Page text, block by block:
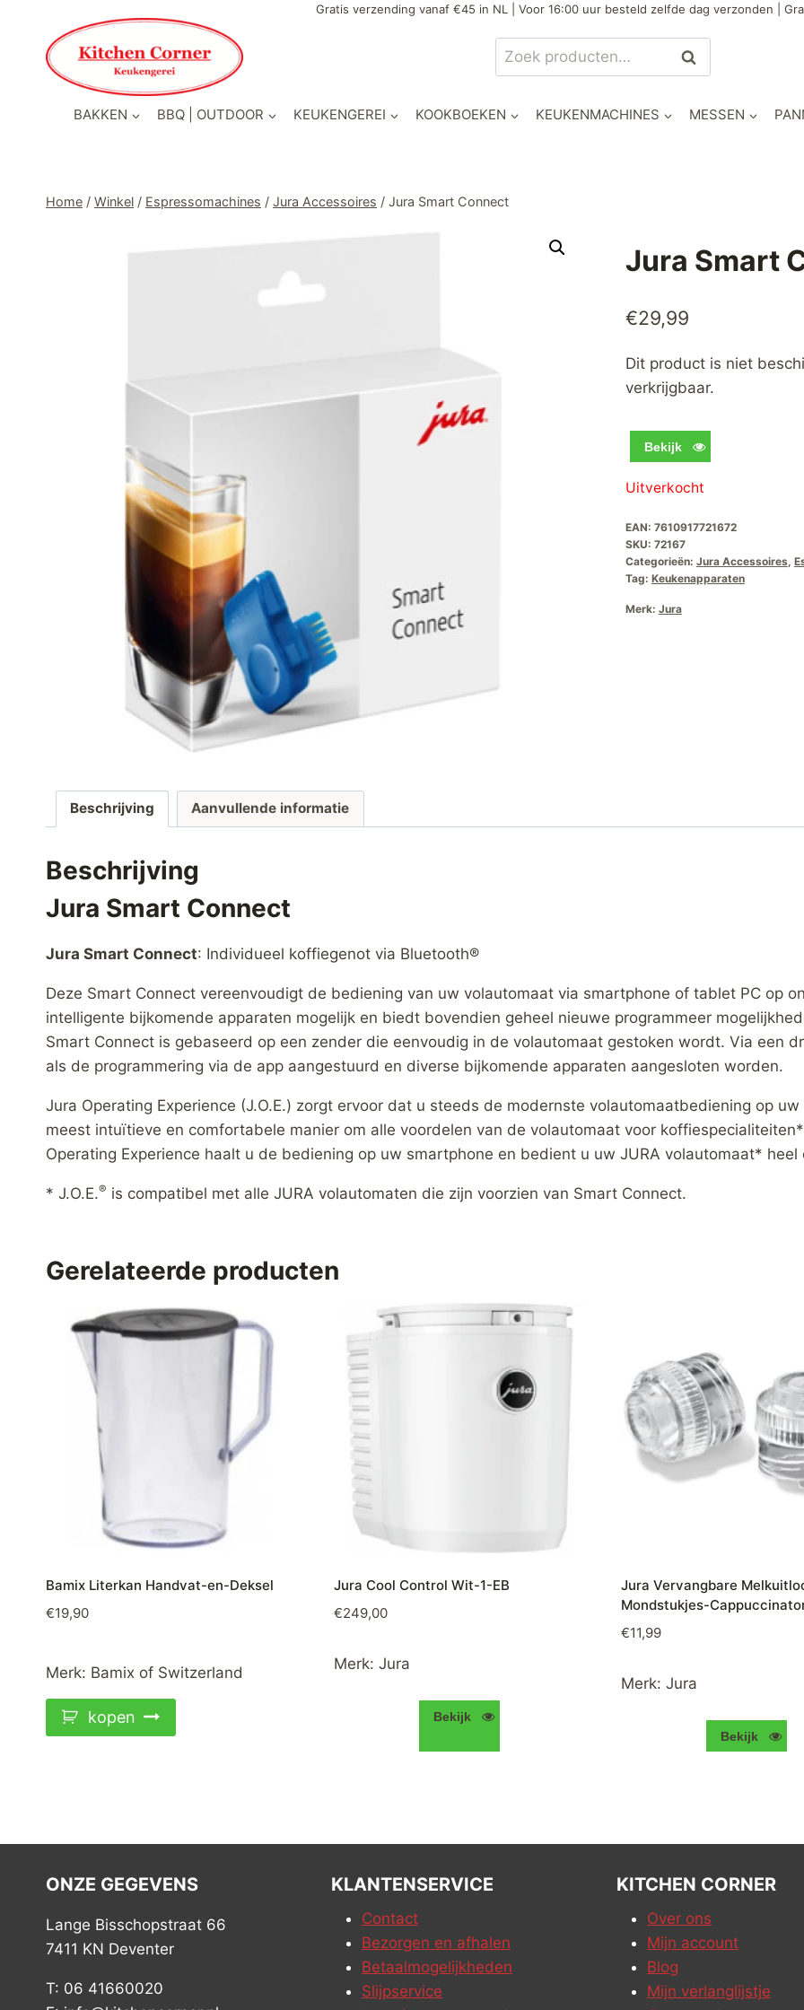
inhoud
Gratis verzending vanaf €45 in NL | Voor 16:00 uur besteld zelfde dag verzonden |
Zoeken
naar:
Zoeken
BAKKEN BBQ | OUTDOOR KEUKENGEREI KOOKBOEKEN KEUKENMACHINES MESSEN
Home / Winkel / Espressomachines / Jura Accessoires / Jura Smart Connect
Jura Smart
€29,99
Dit product is niet
verkrijgbaar.
Bekijk
Uitverkocht
EAN: 7610917721672
SKU: 72167
Categorieën: Jura Accessoires,
Tag: Keukenapparaten
Merk: Jura
Beschrijving Aanvullende informatie
Beschrijving
Jura Smart Connect
Jura Smart Connect: Individueel koffiegenot via Bluetooth®
Deze Smart Connect vereenvoudigt de bediening van uw volautomaat via smartphone of tablet PC op
intelligente bijkomende apparaten mogelijk en biedt bovendien geheel nieuwe programmeer
Smart Connect is gebaseerd op een zender die eenvoudig in de volautomaat gestoken wordt. Via een
als de programmering via de app aangestuurd en diverse bijkomende apparaten aangesloten worden.
Jura Operating Experience (J.O.E.) zorgt ervoor dat u steeds de modernste volautomaatbediening op
meest intuïtieve en comfortabele manier om alle voordelen van de volautomaat voor
Operating Experience haalt u de bediening op uw smartphone en bedient u uw JURA volautomaat*
* J.O.E.® is compatibel met alle JURA volautomaten die zijn voorzien van Smart Connect.
Gerelateerde producten
Bamix Literkan Handvat-en-Deksel
€19,90
Merk: Bamix of Switzerland
kopen
Jura Cool Control Wit-1-EB
€249,00
Merk: Jura
Bekijk
Jura Vervangbare
Mondstukjes-
€11,99
Merk: Jura
Bekijk
ONZE GEGEVENS
Lange Bisschopstraat 66
7411 KN Deventer
T: 06 41660020
KLANTENSERVICE
Contact
Bezorgen en afhalen
Betaalmogelijkheden
Slijpservice
KITCHEN CORNER
Over ons
Mijn account
Blog
Mijn verlanglijstje